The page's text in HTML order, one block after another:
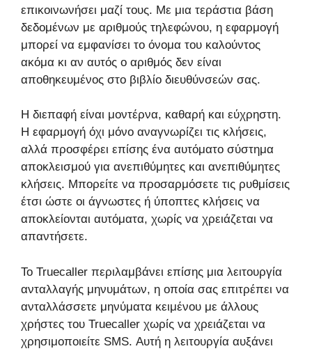
επικοινωνήσει μαζί τους. Με μια τεράστια βάση
δεδομένων με αριθμούς τηλεφώνου, η εφαρμογή
μπορεί να εμφανίσει το όνομα του καλούντος
ακόμα κι αν αυτός ο αριθμός δεν είναι
αποθηκευμένος στο βιβλίο διευθύνσεών σας.
Η διεπαφή είναι μοντέρνα, καθαρή και εύχρηστη.
Η εφαρμογή όχι μόνο αναγνωρίζει τις κλήσεις,
αλλά προσφέρει επίσης ένα αυτόματο σύστημα
αποκλεισμού για ανεπιθύμητες και ανεπιθύμητες
κλήσεις. Μπορείτε να προσαρμόσετε τις ρυθμίσεις
έτσι ώστε οι άγνωστες ή ύποπτες κλήσεις να
αποκλείονται αυτόματα, χωρίς να χρειάζεται να
απαντήσετε.
Το Truecaller περιλαμβάνει επίσης μια λειτουργία
ανταλλαγής μηνυμάτων, η οποία σας επιτρέπει να
ανταλλάσσετε μηνύματα κειμένου με άλλους
χρήστες του Truecaller χωρίς να χρειάζεται να
χρησιμοποιείτε SMS. Αυτή η λειτουργία αυξάνει